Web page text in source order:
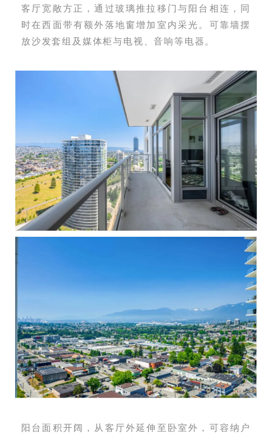
客厅宽敞方正，通过玻璃推拉移门与阳台相连，同
时在西面带有额外落地窗增加室内采光。可靠墙摆
放沙发套组及媒体柜与电视、音响等电器。
阳台面积开阔，从客厅外延伸至卧室外，可容纳户